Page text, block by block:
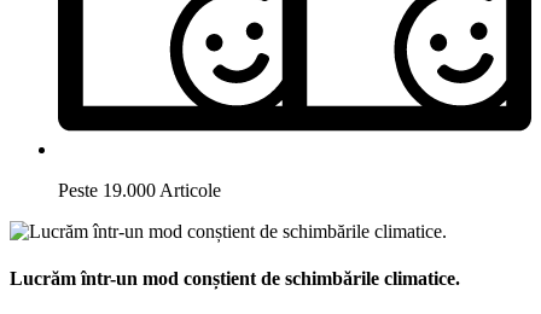
Peste 19.000 Articole
Lucrăm într-un mod conștient de schimbările climatice.